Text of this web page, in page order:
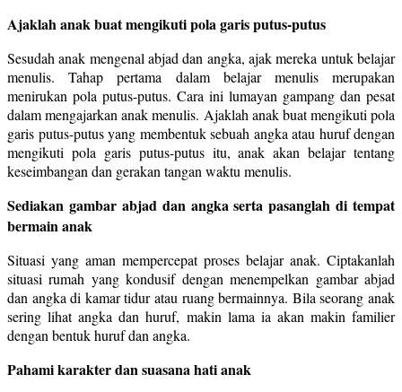
Ajaklah anak buat mengikuti pola garis putus-putus
Sesudah anak mengenal abjad dan angka, ajak mereka untuk belajar
menulis. Tahap pertama dalam belajar menulis merupakan
menirukan pola putus-putus. Cara ini lumayan gampang dan pesat
dalam mengajarkan anak menulis. Ajaklah anak buat mengikuti pola
garis putus-putus yang membentuk sebuah angka atau huruf dengan
mengikuti pola garis putus-putus itu, anak akan belajar tentang
keseimbangan dan gerakan tangan waktu menulis.
Sediakan gambar abjad dan angka serta pasanglah di tempat
bermain anak
Situasi yang aman mempercepat proses belajar anak. Ciptakanlah
situasi rumah yang kondusif dengan menempelkan gambar abjad
dan angka di kamar tidur atau ruang bermainnya. Bila seorang anak
sering lihat angka dan huruf, makin lama ia akan makin familier
dengan bentuk huruf dan angka.
Pahami karakter dan suasana hati anak